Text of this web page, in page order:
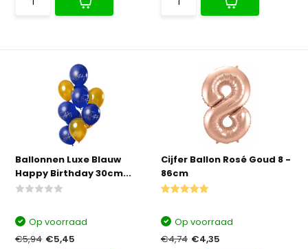
Ballonnen Luxe Blauw
Happy Birthday 30cm...
Op voorraad
€5,94 €5,45
Cijfer Ballon Rosé Goud 8 -
86cm
Op voorraad
€4,74 €4,35